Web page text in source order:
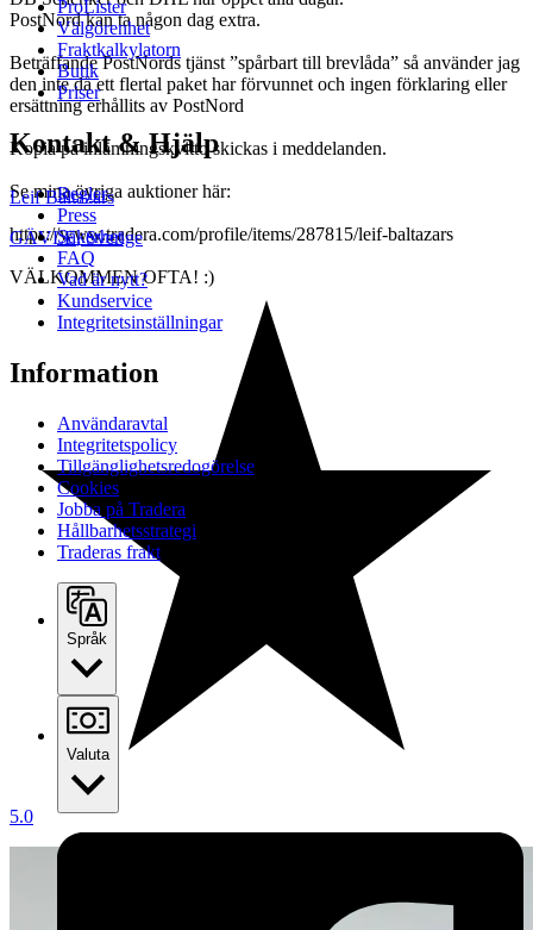
PostNord kan ta någon dag extra.
Beträffande PostNords tjänst ”spårbart till brevlåda” så använder jag
den inte då ett flertal paket har förvunnet och ingen förklaring eller
ersättning erhållits av PostNord
Kopia på inlämningskvitto skickas i meddelanden.
Se mina övriga auktioner här:
https://www.tradera.com/profile/items/287815/leif-baltazars
VÄLKOMMEN OFTA! :)
Leif Baltazars
GÄVLE,Sverige
5.0
ProLister
Välgörenhet
Fraktkalkylatorn
Butik
Priser
Kontakt & Hjälp
Regler
Press
Säkerhet
FAQ
Vad är nytt?
Kundservice
Integritetsinställningar
Information
Användaravtal
Integritetspolicy
Tillgänglighetsredogörelse
Cookies
Jobba på Tradera
Hållbarhetsstrategi
Traderas frakt
Språk
Valuta